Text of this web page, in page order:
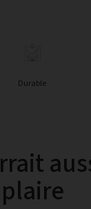
Durable
plaire